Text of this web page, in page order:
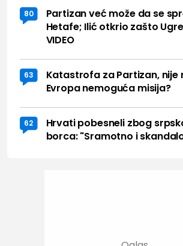
80
Partizan već može da se
Hetafe; Ilić otkrio zašto
VIDEO
63
Katastrofa za Partizan, nije
Evropa nemoguća misija?
62
Hrvati pobesneli zbog
borca: "Sramotno i